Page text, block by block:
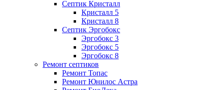
Септик Кристалл
Кристалл 5
Кристалл 8
Септик Эргобокс
Эргобокс 3
Эргобокс 5
Эргобокс 8
Ремонт септиков
Ремонт Топас
Ремонт Юнилос Астра